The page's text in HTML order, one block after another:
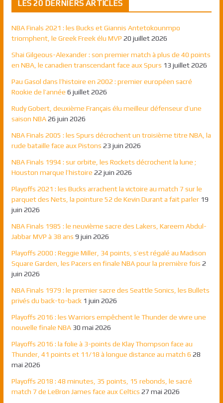
LES 20 DERNIERS ARTICLES
NBA Finals 2021 : les Bucks et Giannis Antetokounmpo
triomphent, le Greek Freek élu MVP 20 juillet 2026
Shai Gilgeous-Alexander : son premier match à plus de 40 points
en NBA, le canadien transcendant face aux Spurs 13 juillet 2026
Pau Gasol dans l’histoire en 2002 : premier européen sacré
Rookie de l’année 6 juillet 2026
Rudy Gobert, deuxième Français élu meilleur défenseur d’une
saison NBA 26 juin 2026
NBA Finals 2005 : les Spurs décrochent un troisième titre NBA, la
rude bataille face aux Pistons 23 juin 2026
NBA Finals 1994 : sur orbite, les Rockets décrochent la lune ;
Houston marque l’histoire 22 juin 2026
Playoffs 2021 : les Bucks arrachent la victoire au match 7 sur le
parquet des Nets, la pointure 52 de Kevin Durant a fait parler 19
juin 2026
NBA Finals 1985 : le neuvième sacre des Lakers, Kareem Abdul-
Jabbar MVP à 38 ans 9 juin 2026
Playoffs 2000 : Reggie Miller, 34 points, s’est régalé au Madison
Square Garden, les Pacers en finale NBA pour la première fois 2
juin 2026
NBA Finals 1979 : le premier sacre des Seattle Sonics, les Bullets
privés du back-to-back 1 juin 2026
Playoffs 2016 : les Warriors empêchent le Thunder de vivre une
nouvelle finale NBA 30 mai 2026
Playoffs 2016 : la folie à 3-points de Klay Thompson face au
Thunder, 41 points et 11/18 à longue distance au match 6 28
mai 2026
Playoffs 2018 : 48 minutes, 35 points, 15 rebonds, le sacré
match 7 de LeBron James face aux Celtics 27 mai 2026